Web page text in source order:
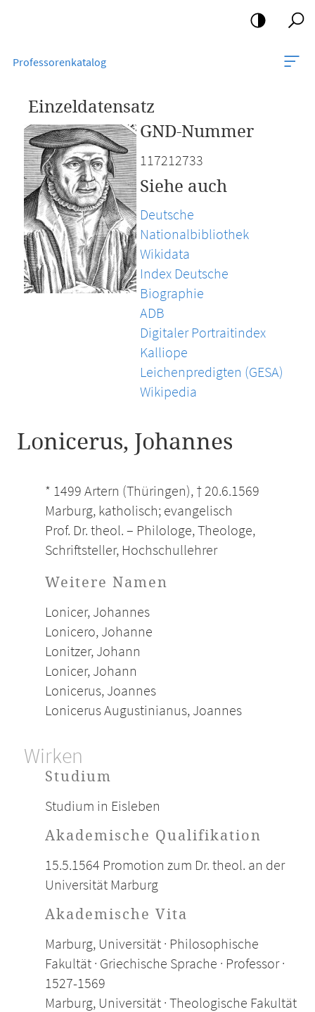
Professorenkatalog
Einzeldatensatz
GND-Nummer
117212733
Siehe auch
Deutsche
Nationalbibliothek
Wikidata
Index Deutsche
Biographie
ADB
Digitaler Portraitindex
Kalliope
Leichenpredigten (GESA)
Wikipedia
Lonicerus, Johannes
* 1499 Artern (Thüringen), † 20.6.1569
Marburg, katholisch; evangelisch
Prof. Dr. theol. – Philologe, Theologe,
Schriftsteller, Hochschullehrer
Weitere Namen
Lonicer, Johannes
Lonicero, Johanne
Lonitzer, Johann
Lonicer, Johann
Lonicerus, Joannes
Lonicerus Augustinianus, Joannes
Wirken
Studium
Studium in Eisleben
Akademische Qualifikation
15.5.1564 Promotion zum Dr. theol. an der
Universität Marburg
Akademische Vita
Marburg, Universität · Philosophische
Fakultät · Griechische Sprache · Professor ·
1527-1569
Marburg, Universität · Theologische Fakultät